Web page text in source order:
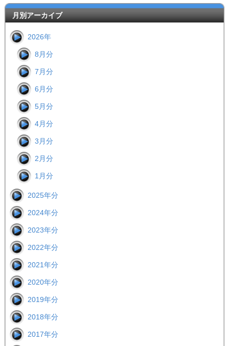
月別アーカイブ
2026年
8月分
7月分
6月分
5月分
4月分
3月分
2月分
1月分
2025年分
2024年分
2023年分
2022年分
2021年分
2020年分
2019年分
2018年分
2017年分